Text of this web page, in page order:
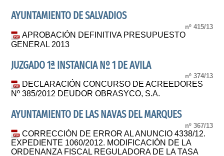
AYUNTAMIENTO DE SALVADIOS
nº 415/13
APROBACIÓN DEFINITIVA PRESUPUESTO
GENERAL 2013
JUZGADO 1ª INSTANCIA Nº 1 DE AVILA
nº 374/13
DECLARACIÓN CONCURSO DE ACREEDORES
Nº 385/2012 DEUDOR OBRASYCO, S.A.
AYUNTAMIENTO DE LAS NAVAS DEL MARQUES
nº 367/13
CORRECCIÓN DE ERROR AL ANUNCIO 4338/12.
EXPEDIENTE 1060/2012. MODIFICACIÓN DE LA
ORDENANZA FISCAL REGULADORA DE LA TASA